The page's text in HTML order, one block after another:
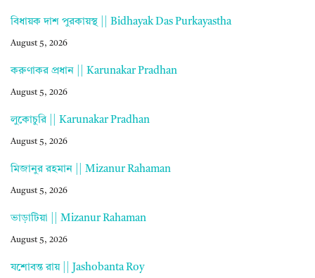
বিধায়ক দাশ পুরকায়স্থ || Bidhayak Das Purkayastha
August 5, 2026
করুণাকর প্রধান || Karunakar Pradhan
August 5, 2026
লুকোচুরি || Karunakar Pradhan
August 5, 2026
মিজানুর রহমান || Mizanur Rahaman
August 5, 2026
ভাড়াটিয়া || Mizanur Rahaman
August 5, 2026
যশোবন্ত রায় || Jashobanta Roy